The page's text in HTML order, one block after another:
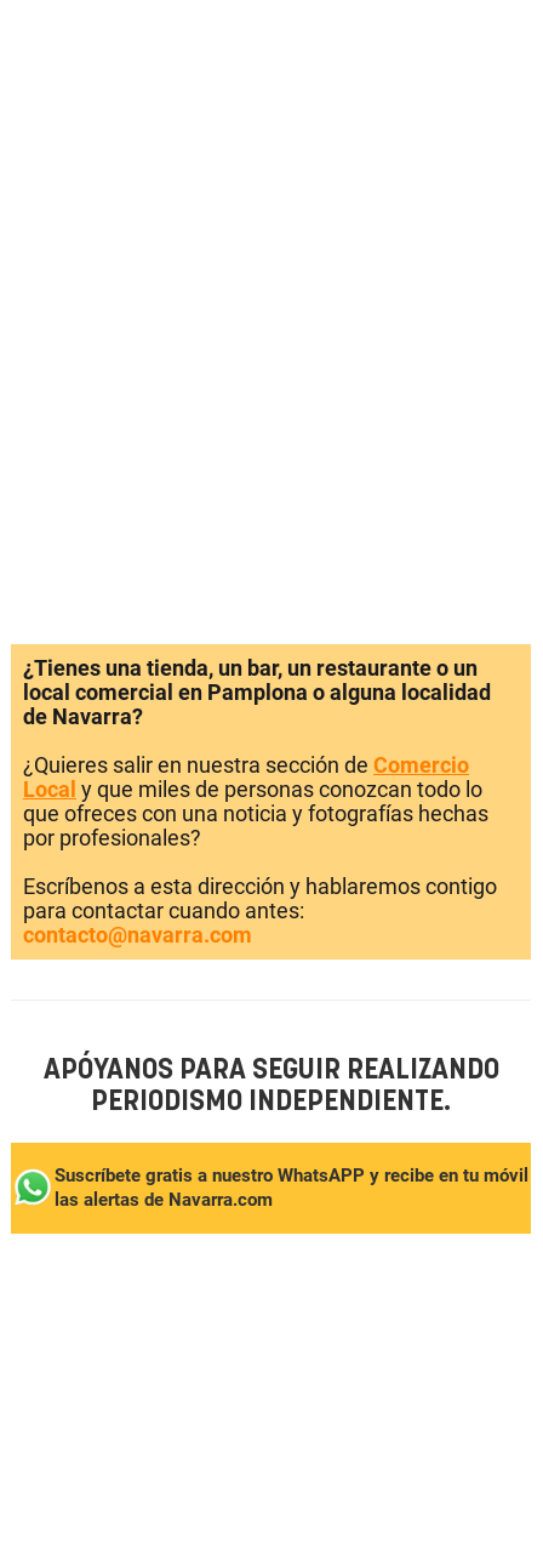
¿Tienes una tienda, un bar, un restaurante o un
local comercial en Pamplona o alguna localidad
de Navarra?
¿Quieres salir en nuestra sección de Comercio
Local y que miles de personas conozcan todo lo
que ofreces con una noticia y fotografías hechas
por profesionales?
Escríbenos a esta dirección y hablaremos contigo
para contactar cuando antes:
contacto@navarra.com
APÓYANOS PARA SEGUIR REALIZANDO
PERIODISMO INDEPENDIENTE.
Suscríbete gratis a nuestro WhatsAPP y recibe en tu móvil
las alertas de Navarra.com